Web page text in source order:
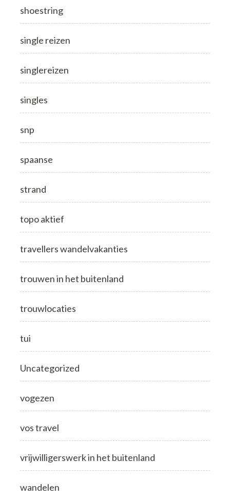
shoestring
single reizen
singlereizen
singles
snp
spaanse
strand
topo aktief
travellers wandelvakanties
trouwen in het buitenland
trouwlocaties
tui
Uncategorized
vogezen
vos travel
vrijwilligerswerk in het buitenland
wandelen